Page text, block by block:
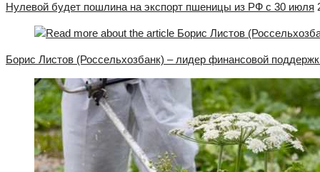
Нулевой будет пошлина на экспорт пшеницы из РФ с 30 июля
Борис Листов (Россельхозбанк) – лидер финансовой